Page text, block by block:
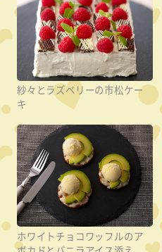
紗々とラズベリーの市松ケー
キ
ホワイトチョコワッフルのア